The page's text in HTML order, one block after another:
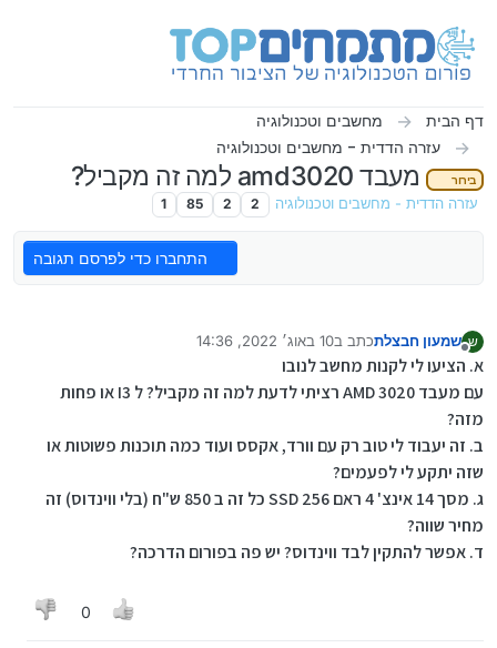
דף הבית
מחשבים וטכנולוגיה
עזרה הדדית - מחשבים וטכנולוגיה
בירור מעבד amd3020 למה זה מקביל?
עזרה הדדית - מחשבים וטכנולוגיה 2
2
85
1
התחברו כדי לפרסם תגובה
ש שמעון חבצלתכתב ב10 באוג׳ 2022, 14:36
נערך לאחרונה על ידי שמעון חבצלת
א. הציעו לי לקנות מחשב לנובו
עם מעבד AMD 3020 רציתי לדעת למה זה מקביל? ל I3 או פחות
מזה?
ב. זה יעבוד לי טוב רק עם וורד, אקסס ועוד כמה תוכנות פשוטות או
שזה יתקע לי לפעמים?
ג. מסך 14 אינצ' 4 ראם 256 SSD כל זה ב 850 ש"ח (בלי ווינדוס) זה
מחיר שווה?
ד. אפשר להתקין לבד ווינדוס? יש פה בפורום הדרכה?
0